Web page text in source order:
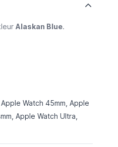
Alaskan Blue.
Watch 45mm, Apple
Apple Watch Ultra,